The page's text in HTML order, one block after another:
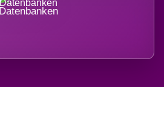
Datenbanken